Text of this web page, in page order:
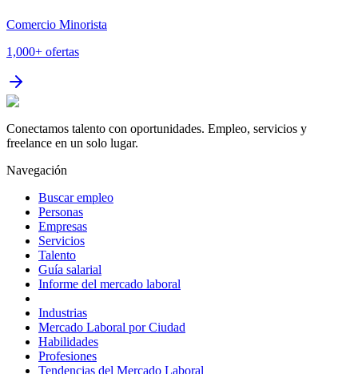
Comercio Minorista
1,000+ ofertas
Conectamos talento con oportunidades. Empleo, servicios y
freelance en un solo lugar.
Navegación
Buscar empleo
Personas
Empresas
Servicios
Talento
Guía salarial
Informe del mercado laboral
Industrias
Mercado Laboral por Ciudad
Habilidades
Profesiones
Tendencias del Mercado Laboral